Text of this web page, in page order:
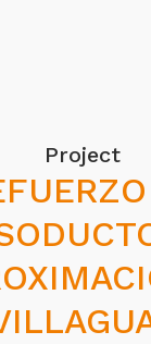
Project